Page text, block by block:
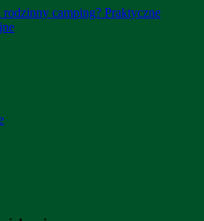
camping? Praktyczne